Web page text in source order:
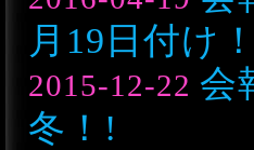
月19日付け
2015-12-22 会
冬！!